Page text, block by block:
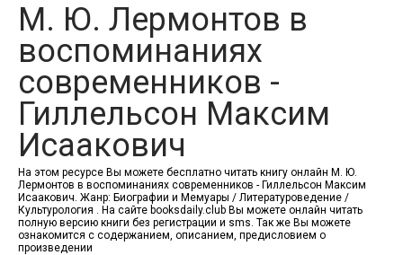
М. Ю. Лермонтов в
воспоминаниях
современников -
Гиллельсон Максим
Исаакович
На этом ресурсе Вы можете бесплатно читать книгу онлайн М. Ю.
Лермонтов в воспоминаниях современников - Гиллельсон Максим
Исаакович. Жанр: Биографии и Мемуары / Литературоведение /
Культурология . На сайте booksdaily.club Вы можете онлайн читать
полную версию книги без регистрации и sms. Так же Вы можете
ознакомится с содержанием, описанием, предисловием о
произведении